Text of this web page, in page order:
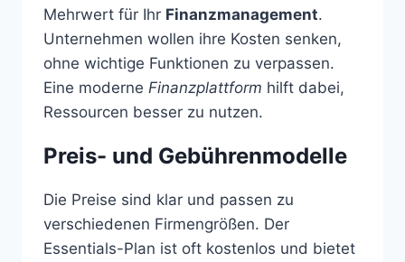
Mehrwert für Ihr Finanzmanagement.
Unternehmen wollen ihre Kosten senken,
ohne wichtige Funktionen zu verpassen.
Eine moderne Finanzplattform hilft dabei,
Ressourcen besser zu nutzen.
Preis- und Gebührenmodelle
Die Preise sind klar und passen zu
verschiedenen Firmengrößen. Der
Essentials-Plan ist oft kostenlos und bietet